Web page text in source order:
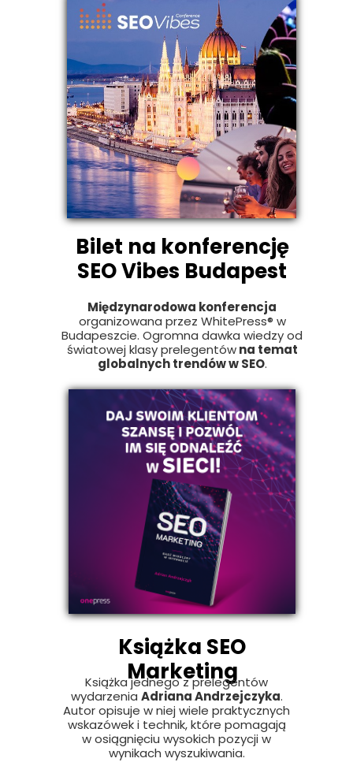
Bilet na konferencję
SEO Vibes Budapest
Książka SEO
Marketing
Międzynarodowa konferencja
organizowana przez WhitePress® w
Budapeszcie. Ogromna dawka wiedzy od
światowej klasy prelegentówna temat
globalnych trendów w SEO.
Książka jednego z prelegentów
wydarzenia Adriana Andrzejczyka.
Autor opisuje w niej wiele praktycznych
wskazówek i technik, które pomagają
w osiągnięciu wysokich pozycji w
wynikach wyszukiwania.